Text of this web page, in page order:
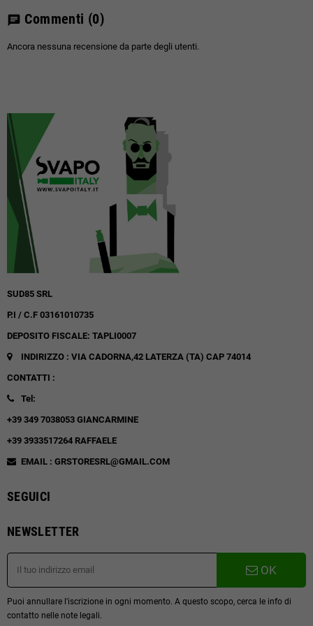
chat Commenti (0)
Ancora nessuna recensione da parte degli utenti.
SUD85 SRL
P.I / C.F 03161010735
DEPOSITO FISCALE: TAPLI0007
INDIRIZZO : VIA CADORNA,42 LATERZA (TA) CAP 74014
CONTATTI :
Tel:
+39 349 7038053 GIANCARMINE
+39 3933517264 RAFFAELE
EMAIL : GRSTORESRL@GMAIL.COM
SEGUICI
NEWSLETTER
OK
Puoi annullare l'iscrizione in ogni momento. A questo scopo, cerca le info di
contatto nelle note legali.